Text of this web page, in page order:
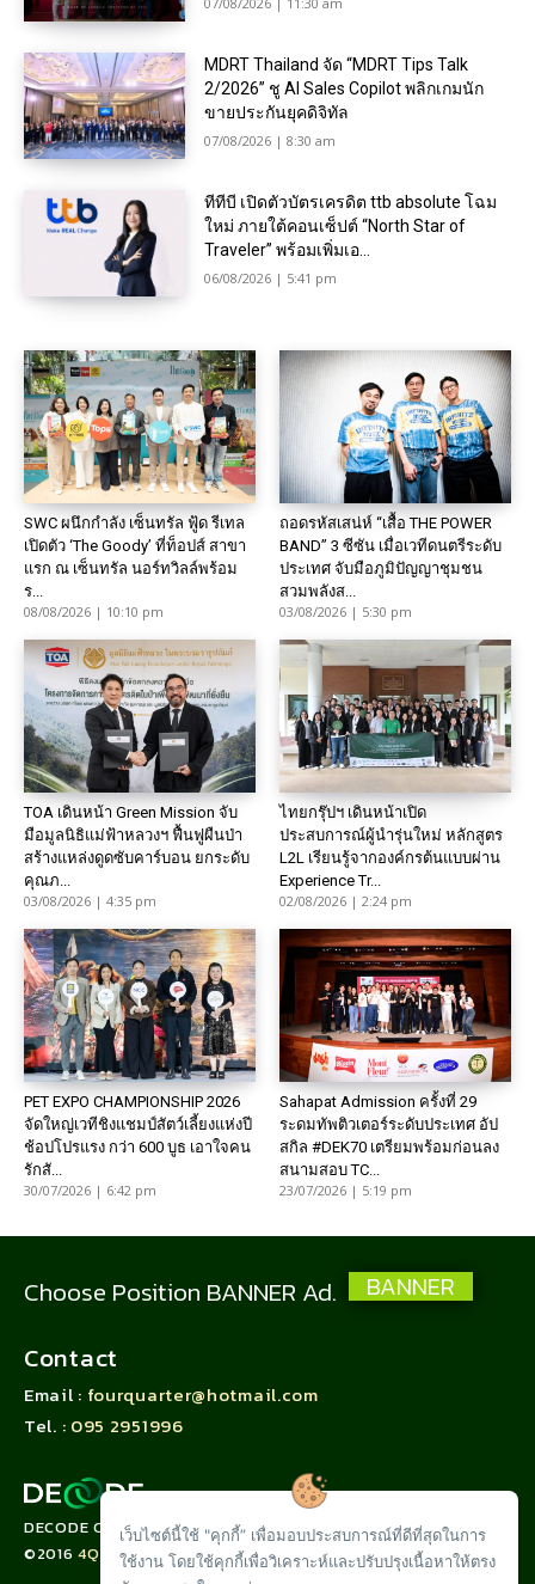
MDRT Thailand จัด “MDRT Tips Talk
2/2026” ชู AI Sales Copilot พลิกเกมนัก
ขายประกันยุคดิจิทัล
07/08/2026 | 8:30 am
ทีทีบี เปิดตัวบัตรเครดิต ttb absolute โฉม
ใหม่ ภายใต้คอนเซ็ปต์ “North Star of
Traveler” พร้อมเพิ่มเอ...
06/08/2026 | 5:41 pm
SWC ผนึกกำลัง เซ็นทรัล ฟู้ด รีเทล
เปิดตัว ‘The Goody’ ที่ท็อปส์ สาขา
แรก ณ เซ็นทรัล นอร์ทวิลล์พร้อม
ร...
08/08/2026 | 10:10 pm
ถอดรหัสเสน่ห์ “เสื้อ THE POWER
BAND” 3 ซีซัน เมื่อเวทีดนตรีระดับ
ประเทศ จับมือภูมิปัญญาชุมชน
สวมพลังส...
03/08/2026 | 5:30 pm
TOA เดินหน้า Green Mission จับ
มือมูลนิธิแม่ฟ้าหลวงฯ ฟื้นฟูผืนป่า
สร้างแหล่งดูดซับคาร์บอน ยกระดับ
คุณภ...
03/08/2026 | 4:35 pm
ไทยกรุ๊ปฯ เดินหน้าเปิด
ประสบการณ์ผู้นำรุ่นใหม่ หลักสูตร
L2L เรียนรู้จากองค์กรต้นแบบผ่าน
Experience Tr...
02/08/2026 | 2:24 pm
PET EXPO CHAMPIONSHIP 2026
จัดใหญ่เวทีชิงแชมป์สัตว์เลี้ยงแห่งปี
ช้อปโปรแรง กว่า 600 บูธ เอาใจคน
รักสั...
30/07/2026 | 6:42 pm
Sahapat Admission ครั้งที่ 29
ระดมทัพติวเตอร์ระดับประเทศ อัป
สกิล #DEK70 เตรียมพร้อมก่อนลง
สนามสอบ TC...
23/07/2026 | 5:19 pm
Choose Position BANNER Ad. BANNER
Contact
Email : fourquarter@hotmail.com
Tel. : 095 2951996
DECODE CORPORATION LIMITED
©20164QUARTER.CO
เว็บไซต์นี้ใช้ "คุกกี้” เพื่อมอบประสบการณ์ที่ดีที่สุดในการ
ใช้งาน โดยใช้คุกกี้เพื่อวิเคราะห์และปรับปรุงเนื้อหาให้ตรง